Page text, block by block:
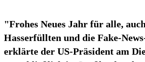
"Frohes Neues Jahr für alle,
Hasserfüllten und die Fake-
erklärte der US-Präsident am